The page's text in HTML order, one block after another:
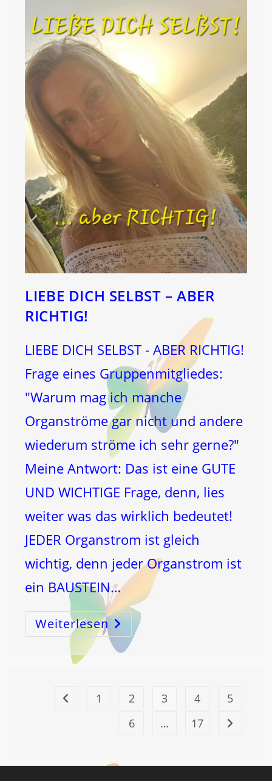
LIEBE DICH SELBST – ABER
RICHTIG!
LIEBE DICH SELBST - ABER RICHTIG!
Frage eines Gruppenmitgliedes:
"Warum mag ich manche
Organströme gar nicht und andere
wiederum ströme ich sehr gerne?"
Meine Antwort: Das ist eine GUTE
UND WICHTIGE Frage, denn, lies
weiter was das wirklich bedeutet!
JEDER Organstrom ist gleich
wichtig, denn jeder Organstrom ist
ein BAUSTEIN…
Weiterlesen LIEBE
DICH
SELBST
–
ABER
Zur vorherigen Seite
1 2 3 4
5
6
… 17 Zur